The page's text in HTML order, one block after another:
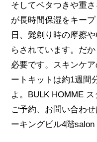
そしてベタつきや重
が長時間保湿をキー
日、髭剃り時の摩擦
らされています。だ
必要です。スキンケ
ートキットは約1週間
よ。BULK HOMME
ご予約、お問い合わ
ーキングビル4階